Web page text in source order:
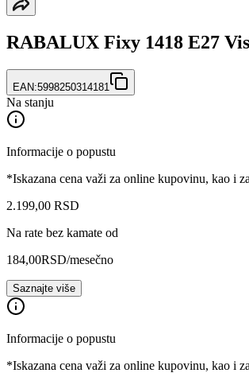
RABALUX Fixy 1418 E27
EAN:5998250314181
Na stanju
Informacije o popustu
*Iskazana cena važi za online kupovinu, kao i
2.199,00 RSD
Na rate bez kamate od
184,00RSD/mesečno
Saznajte više
Informacije o popustu
*Iskazana cena važi za online kupovinu, kao i